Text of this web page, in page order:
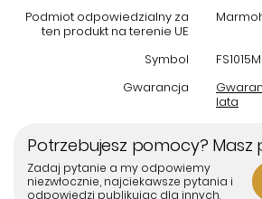
akcentem każdego salonu,
charakter i elegancję.
Podmiot odpowiedzialny za
ten produkt na terenie UE
Symbol
Gwarancja
lata
Potrzebujesz pomocy? Masz
Zadaj pytanie a my odpowiemy
niezwłocznie, najciekawsze pytania i
odpowiedzi publikując dla innych.